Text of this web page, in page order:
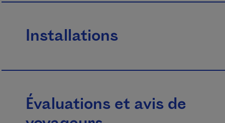
Installations
Évaluations et avis de